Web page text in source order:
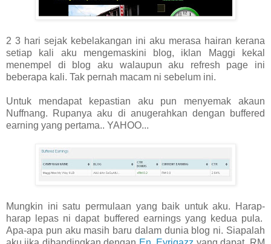
2 3 hari sejak kebelakangan ini aku merasa hairan kerana
setiap kali aku mengemaskini blog, iklan Maggi kekal
menempel di blog aku walaupun aku refresh page ini
beberapa kali. Tak pernah macam ni sebelum ini.
Untuk mendapat kepastian aku pun menyemak akaun
Nuffnang. Rupanya aku di anugerahkan dengan buffered
earning yang pertama.. YAHOO...
Mungkin ini satu permulaan yang baik untuk aku. Harap-
harap lepas ni dapat buffered earnings yang kedua pula.
Apa-apa pun aku masih baru dalam dunia blog ni. Siapalah